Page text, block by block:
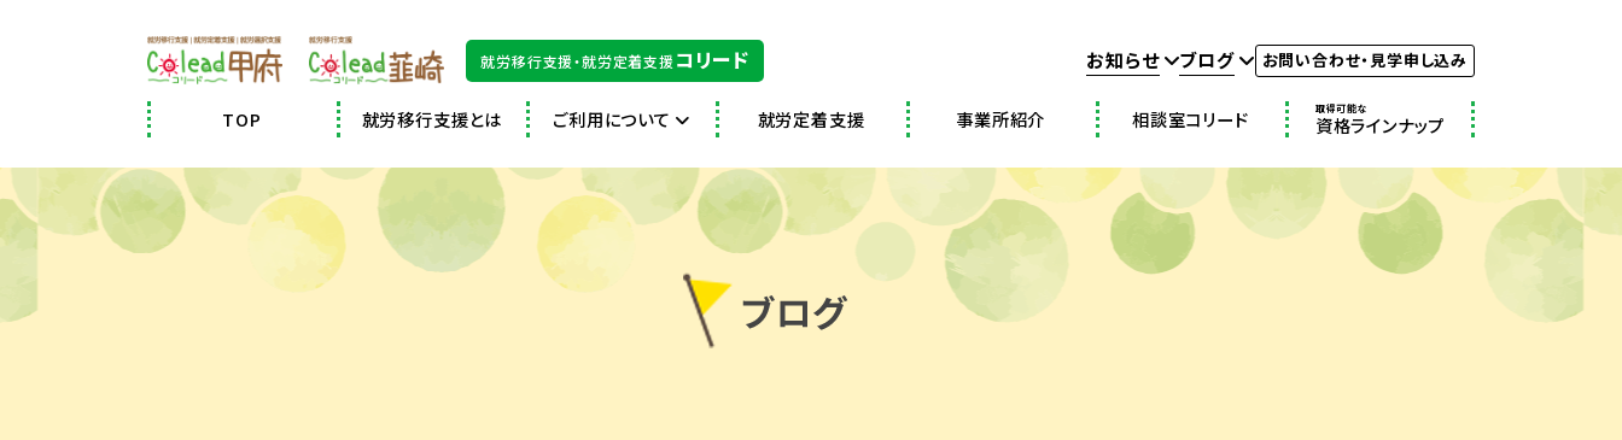
就労移行支援・就労定着支援コリード お知らせ ブログ お問い合わせ・見学申し込み
TOP 就労移行支援とは ご利用について 就労定着支援 事業所紹介 相談室コリード 取得可能な
資格ラインナップ